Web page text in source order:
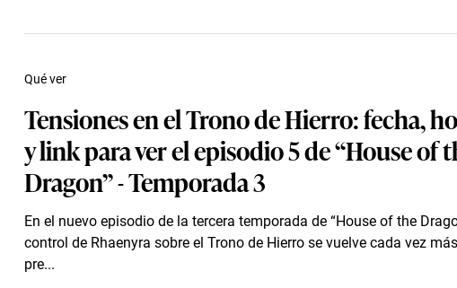
Tensiones en el Trono de Hierro: fecha,
y link para ver el episodio 5 de “House of
Dragon” - Temporada 3
En el nuevo episodio de la tercera temporada de “House of the
control de Rhaenyra sobre el Trono de Hierro se vuelve cada vez más
pre...
Qué ver